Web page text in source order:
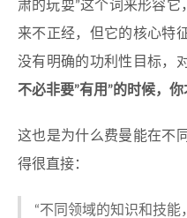
肃的玩耍”这个词来形容它
来不正经，但它的核心特
没有明确的功利性目标，
不必非要”有用”的时候，
这也是为什么费曼能在不
得很直接：
“不同领域的知识和技